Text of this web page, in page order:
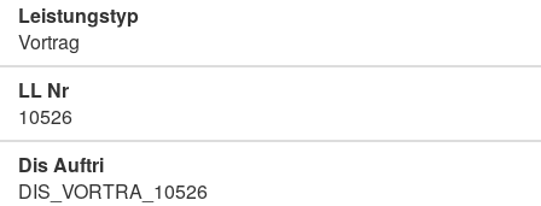
Leistungstyp
Vortrag
LL Nr
10526
Dis Auftri
DIS_VORTRA_10526